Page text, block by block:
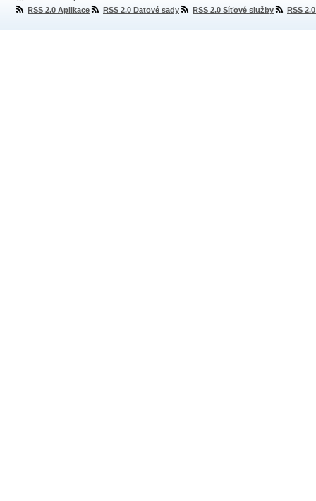
RSS 2.0 Aplikace
RSS 2.0 Datové sady RSS 2.0 Síťové služby RSS